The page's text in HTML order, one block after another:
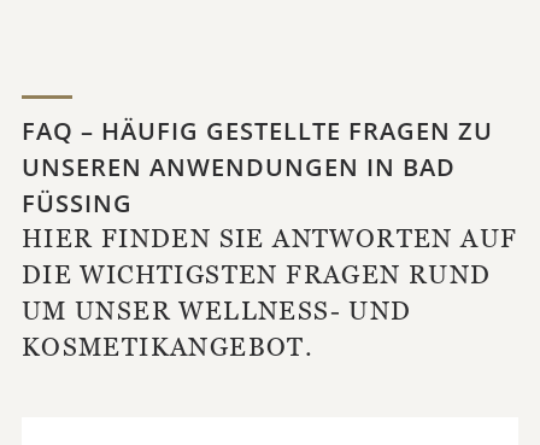
FAQ – HÄUFIG GESTELLTE FRAGEN ZU
UNSEREN ANWENDUNGEN IN BAD
FÜSSING
HIER FINDEN SIE ANTWORTEN AUF
DIE WICHTIGSTEN FRAGEN RUND
UM UNSER WELLNESS- UND
KOSMETIKANGEBOT.